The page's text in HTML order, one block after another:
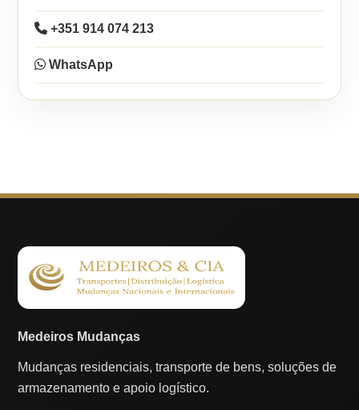
+351 914 074 213
WhatsApp
Medeiros Mudanças
Mudanças residenciais, transporte de bens, soluções de
armazenamento e apoio logístico.